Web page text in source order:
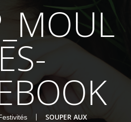
ES-
SOUPER AUX